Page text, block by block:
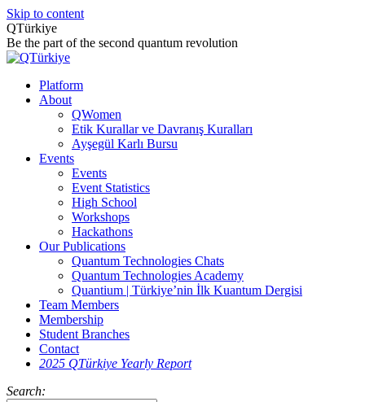
Skip to content
QTürkiye
Be the part of the second quantum revolution
Platform
About
QWomen
Etik Kurallar ve Davranış Kuralları
Ayşegül Karlı Bursu
Events
Events
Event Statistics
High School
Workshops
Hackathons
Our Publications
Quantum Technologies Chats
Quantum Technologies Academy
Quantium | Türkiye’nin İlk Kuantum Dergisi
Team Members
Membership
Student Branches
Contact
2025 QTürkiye Yearly Report
Search: